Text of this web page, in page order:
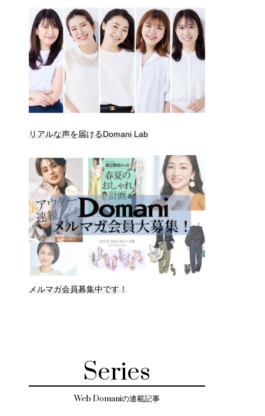
リアルな声を届けるDomani Lab
メルマガ会員募集中です！
Series
Web Domaniの連載記事